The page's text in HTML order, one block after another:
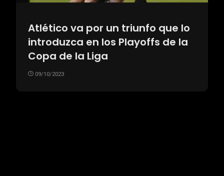
Atlético va por un triunfo que lo
introduzca en los Playoffs de la
Copa de la Liga
09/10/2023